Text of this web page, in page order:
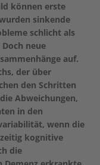
können erste
sinkende
schlicht als
neue
auf.
der über
den Schritten
Abweichungen,
in den
wenn die
kognitive
die